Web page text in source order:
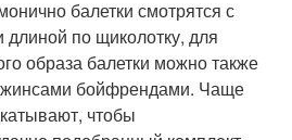
балетки смотрятся с
по щиколотку, для
образа балетки можно также
бойфрендами. Чаще
чтобы